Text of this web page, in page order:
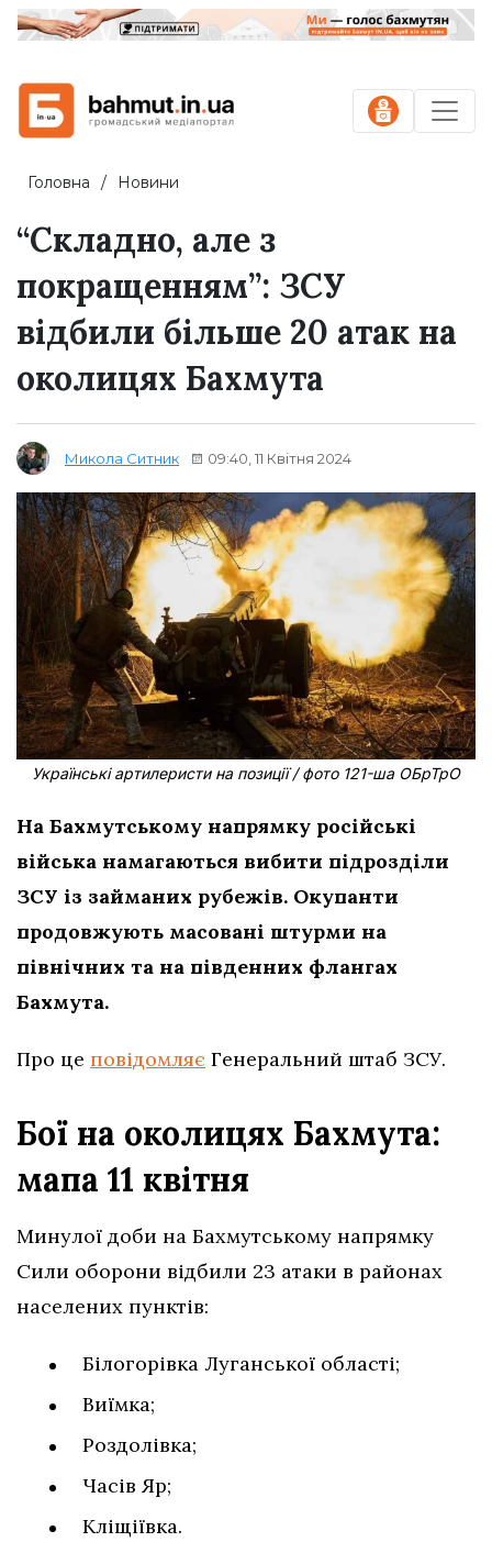
Головна Новини
“Складно, але з
покращенням”: ЗСУ
відбили більше 20 атак на
околицях Бахмута
Микола Ситник 09:40, 11 Квітня 2024
Українські артилеристи на позиції / фото 121-ша ОБрТрО
На Бахмутському напрямку російські
війська намагаються вибити підрозділи
ЗСУ із займаних рубежів. Окупанти
продовжують масовані штурми на
північних та на південних флангах
Бахмута.
Про це повідомляє Генеральний штаб ЗСУ.
Бої на околицях Бахмута:
мапа 11 квітня
Минулої доби на Бахмутському напрямку
Сили оборони відбили 23 атаки в районах
населених пунктів:
Білогорівка Луганської області;
Виїмка;
Роздолівка;
Часів Яр;
Кліщіївка.